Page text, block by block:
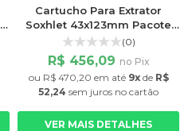
Cartucho Para Extrator
Soxhlet 43x123mm Pacote
com 25 Unidades
(0)
R$ 456,09 no Pix
ou R$ 470,20 em até 9xde R$
52,24 sem juros no cartão
VER MAIS DETALHES